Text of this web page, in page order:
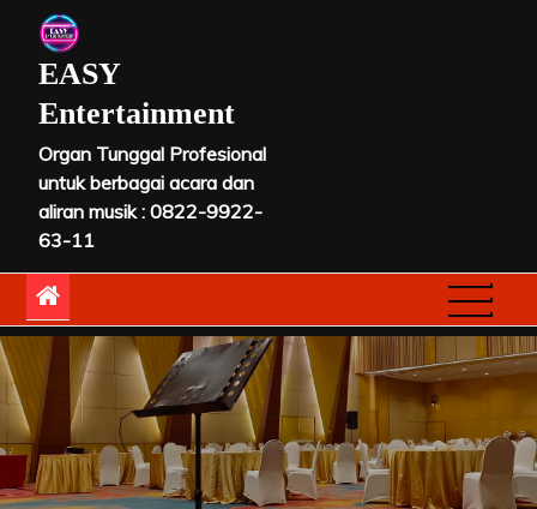
contentEASY
Entertainment
Organ Tunggal Profesional
untuk berbagai acara dan
aliran musik : 0822-9922-
63-11